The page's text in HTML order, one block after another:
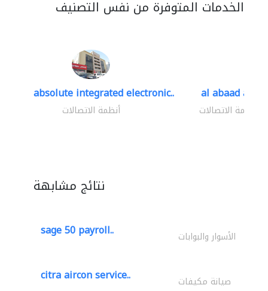
الخدمات المتوفرة من نفس التصنيف
absolute integrated electronic..
أنظمة الاتصالات
al abaad al..
أنظمة الاتصالات
نتائج مشابهة
sage 50 payroll.. الأسوار والبوابات
citra aircon service.. صيانة مكيفات